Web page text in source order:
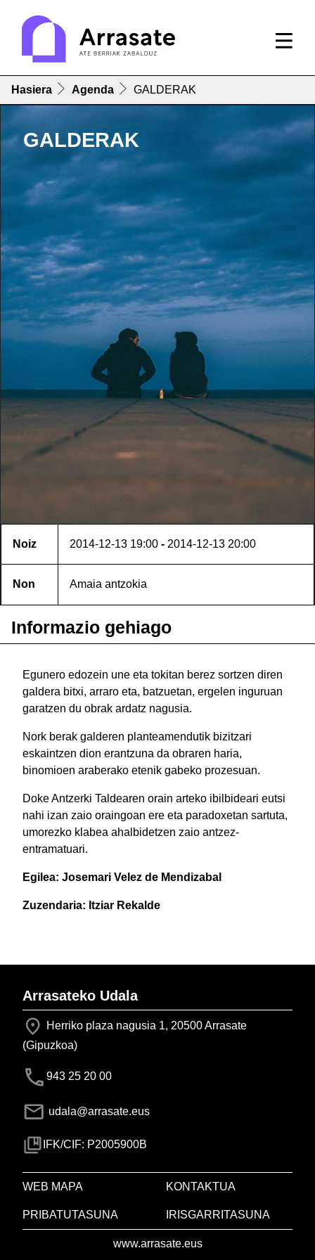
Hasiera Agenda GALDERAK
GALDERAK
Noiz 2014-12-13 19:00 - 2014-12-13 20:00
Non Amaia antzokia
Informazio gehiago
Egunero edozein une eta tokitan berez sortzen diren
galdera bitxi, arraro eta, batzuetan, ergelen inguruan
garatzen du obrak ardatz nagusia.
Nork berak galderen planteamendutik bizitzari
eskaintzen dion erantzuna da obraren haria,
binomioen araberako etenik gabeko prozesuan.
Doke Antzerki Taldearen orain arteko ibilbideari eutsi
nahi izan zaio oraingoan ere eta paradoxetan sartuta,
umorezko klabea ahalbidetzen zaio antzez-
entramatuari.
Egilea: Josemari Velez de Mendizabal
Zuzendaria: Itziar Rekalde
Arrasateko Udala
Herriko plaza nagusia 1, 20500 Arrasate
(Gipuzkoa)
943 25 20 00
udala@arrasate.eus
IFK/CIF: P2005900B
WEB MAPA KONTAKTUA
PRIBATUTASUNA IRISGARRITASUNA
www.arrasate.eus